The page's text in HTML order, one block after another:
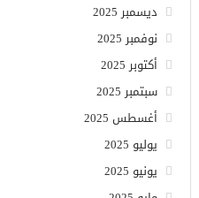
ديسمبر 2025
نوفمبر 2025
أكتوبر 2025
سبتمبر 2025
أغسطس 2025
يوليو 2025
يونيو 2025